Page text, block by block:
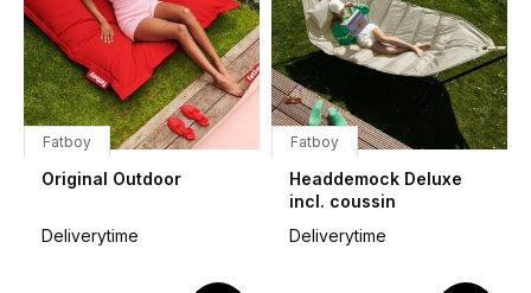
Fatboy
Original Outdoor
Deliverytime
Fatboy
Headdemock Deluxe
incl. coussin
Deliverytime